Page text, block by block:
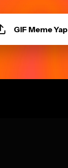
GIF Meme Yap